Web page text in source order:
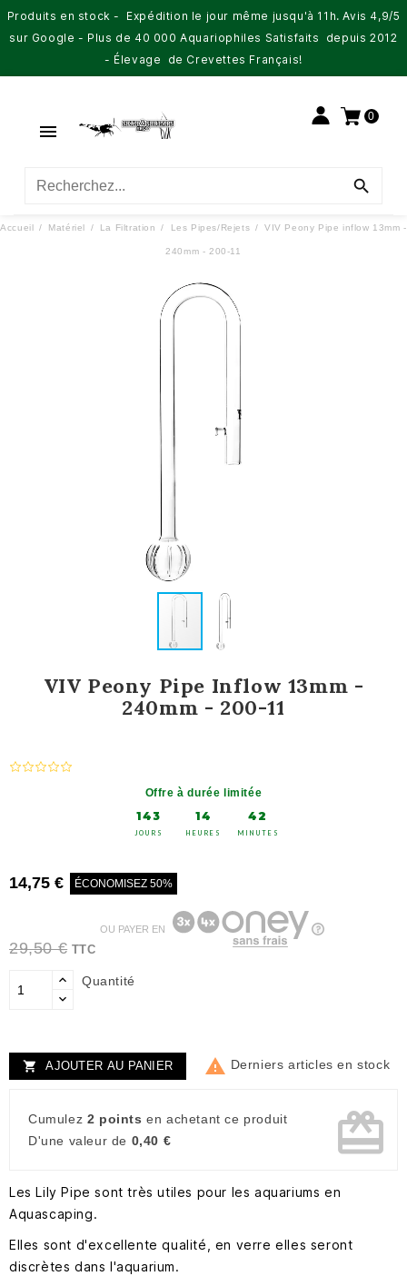
Produits en stock - Expédition le jour même jusqu'à 11h. Avis 4,9/5
sur Google - Plus de 40 000 Aquariophiles Satisfaits depuis 2012
- Élevage de Crevettes Français!

0

Accueil Matériel La Filtration Les Pipes/Rejets VIV Peony Pipe inflow 13mm -
240mm - 200-11
VIV Peony Pipe Inflow 13mm -
240mm - 200-11
Offre à durée limitée
143
JOURS
14
HEURES
42
MINUTES
14,75 € ÉCONOMISEZ 50%
29,50 € TTC
OU PAYER EN
Quantité
 AJOUTER AU PANIER  Derniers articles en stock
Cumulez 2 points en achetant ce produit
D'une valeur de 0,40 € card_giftcard
Les Lily Pipe sont très utiles pour les aquariums en
Aquascaping.
Elles sont d'excellente qualité, en verre elles seront
discrètes dans l'aquarium.